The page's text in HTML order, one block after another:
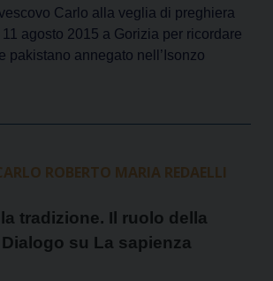
vescovo Carlo alla veglia di preghiera
agosto 2015 a Gorizia per ricordare
pakistano annegato nell’Isonzo
ROBERTO MARIA REDAELLI
tradizione. Il ruolo della
su La sapienza